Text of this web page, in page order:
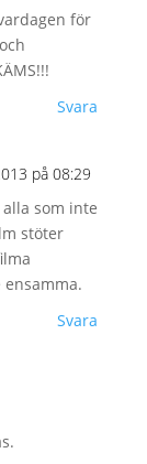
för
Svara
på 08:29
som inte
stöter
Svara